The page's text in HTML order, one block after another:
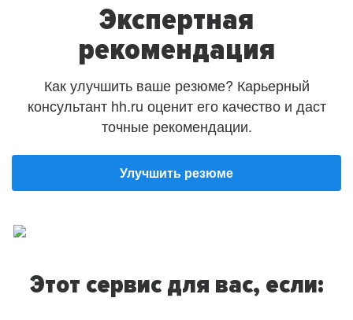
Экспертная
рекомендация
Как улучшить ваше резюме? Карьерный
консультант hh.ru оценит его качество и даст
точные рекомендации.
Улучшить резюме
Этот сервис для вас, если: